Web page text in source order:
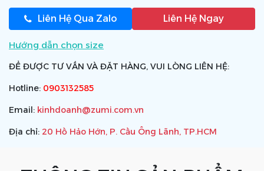
Liên Hệ Qua Zalo Liên Hệ Ngay
Hướng dẫn chọn size
ĐỂ ĐƯỢC TƯ VẤN VÀ ĐẶT HÀNG, VUI LÒNG LIÊN HỆ:
Hotline: 0903132585
Email: kinhdoanh@zumi.com.vn
Địa chỉ: 20 Hồ Hảo Hớn, P. Cầu Ông Lãnh, TP.HCM